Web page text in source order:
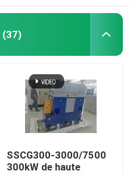
(37)
SSCG300-3000/7500
300kW de haute